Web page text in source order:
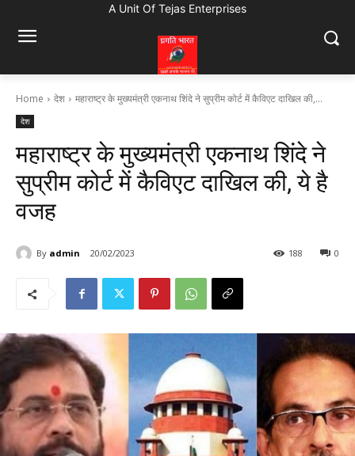
A Unit Of Tejas Enterprises
Home देश महाराष्ट्र के मुख्यमंत्री एकनाथ शिंदे ने सुप्रीम कोर्ट में कैविएट दाखिल की,...
देश
महाराष्ट्र के मुख्यमंत्री एकनाथ शिंदे ने
सुप्रीम कोर्ट में कैविएट दाखिल की, ये है
वजह
By admin 20/02/2023 0
188